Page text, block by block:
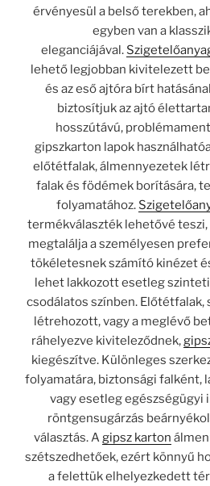
érvényesül a belső terekben,
egyben van a
eleganciájával.
lehető legjobban kivitelezett
és az eső ajtóra bírt
biztosítjuk az ajtó
hosszútávú,
gipszkarton lapok
előtétfalak, álmennyezetek
falak és födémek borítására,
folyamatához.
termékválaszték lehetővé teszi,
megtalálja a személyesen
tökéletesnek számító kinézet
lehet lakkozott esetleg
csodálatos színben. Előtétfalak,
létrehozott, vagy a meglévő
ráhelyezve kiviteleződnek,
kiegészítve. Különleges
folyamatára, biztonsági falként,
vagy esetleg egészségügyi
röntgensugárzás
választás. Agipsz karton
szétszedhetőek, ezért könnyű
a felettük elhelyezkedett tér